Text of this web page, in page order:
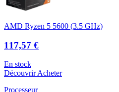
AMD Ryzen 5 5600 (3.5 GHz)
117,57 €
En stock
DécouvrirAcheter
Processeur